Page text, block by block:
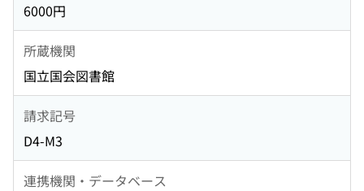
6000円
所蔵機関
国立国会図書館
請求記号
D4-M3
連携機関・データベース